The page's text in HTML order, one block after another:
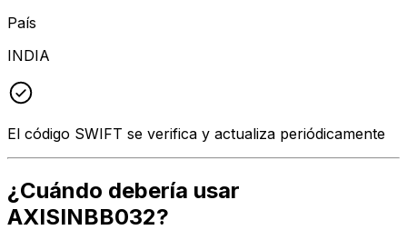
País
INDIA
El código SWIFT se verifica y actualiza periódicamente
¿Cuándo debería usar
AXISINBB032?